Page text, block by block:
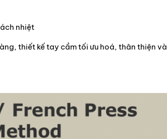
nhiệt
thiết kế tay cầm tối ưu hoá, thân thiện và